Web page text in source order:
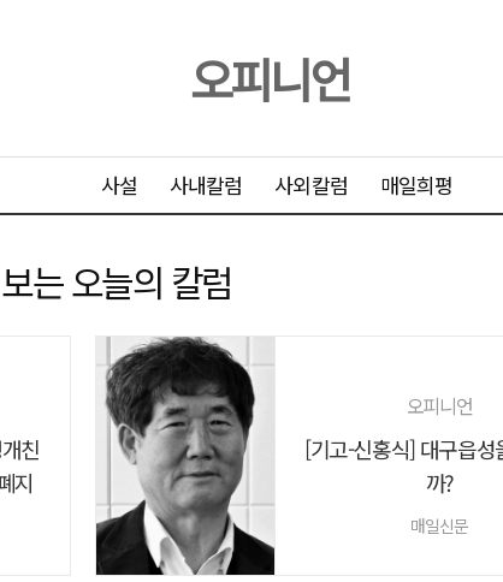
오피니언
사설 사내칼럼 사외칼럼 매일희평
는 오늘의 칼럼
친
지
오피니언
[기고-신홍식] 대구읍성
까?
매일신문